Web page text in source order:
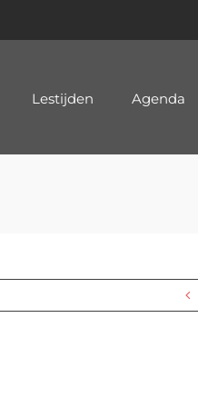
Lestijden Agenda